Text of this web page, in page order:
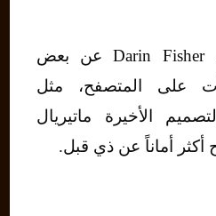
خلال المؤتمر كشف Darin Fisher عن بعض
على المتصفح، مثل
الأخيرة ماتيريال
أكثر أماناً عن ذي قبل.